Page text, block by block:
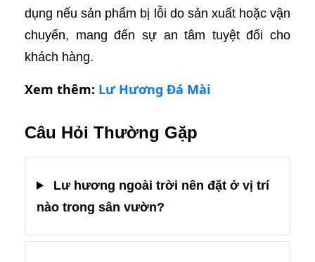
dụng nếu sản phẩm bị lỗi do sản xuất hoặc vận
chuyển, mang đến sự an tâm tuyệt đối cho
khách hàng.
Xem thêm: Lư Hương Đá Mài
Câu Hỏi Thường Gặp
Lư hương ngoài trời nên đặt ở vị trí
nào trong sân vườn?